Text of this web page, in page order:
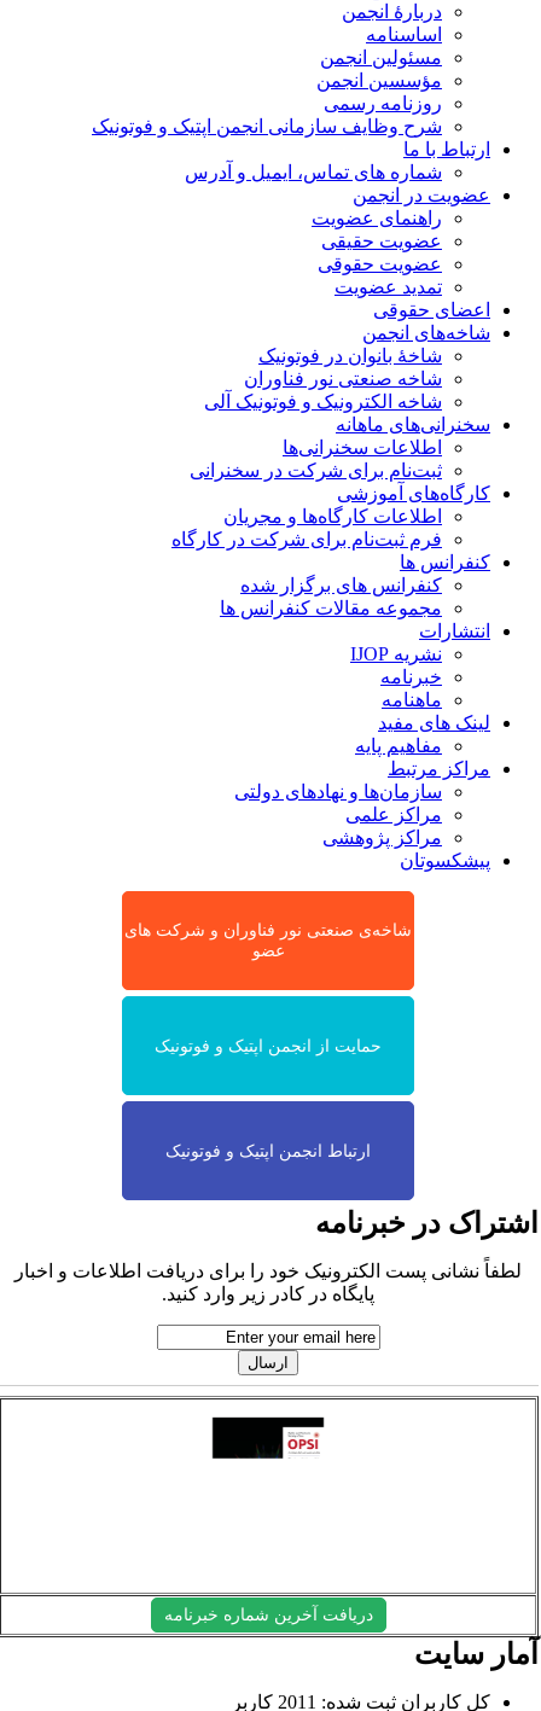
دربارۀ انجمن
اساسنامه
مسئولین انجمن
مؤسسین انجمن
روزنامه رسمی
شرح وظایف سازمانی انجمن اپتیک و فوتونیک
ارتباط با ما
شماره های تماس، ایمیل و آدرس
عضویت در انجمن
راهنمای عضویت
عضویت حقیقی
عضویت حقوقی
تمدید عضویت
اعضای حقوقی
شاخه‌های انجمن
شاخۀ بانوان در فوتونیک
شاخه صنعتی نور فناوران
شاخه‌ الکترونیک و فوتونیک آلی
سخنرانی‌های ماهانه
اطلاعات سخنرانی‌‌ها
ثبت‌نام برای شرکت در سخنرانی
کارگاه‌های آموزشی
اطلاعات کارگاه‌ها و مجریان
فرم ثبت‌نام برای شرکت در کارگاه
کنفرانس ها
کنفرانس های برگزار شده
مجموعه مقالات کنفرانس ها
انتشارات
نشریه IJOP
خبرنامه
ماهنامه
لینک های مفید
مفاهیم پایه
مراکز مرتبط
سازمان‌ها و نهادهای دولتی
مراکز علمی
مراکز پژوهشی
پیشکسوتان
شاخه‌ی صنعتی نور فناوران و شرکت های
عضو
حمایت از انجمن اپتیک و فوتونیک
ارتباط انجمن اپتیک و فوتونیک
در خبرنامه
لطفاً نشانی پست الکترونیک خود را برای دریافت اطلاعات و اخبار
پایگاه در کادر زیر وارد کنید.
دریافت آخرین شماره خبرنامه
سایت
کل کاربران ثبت شده: 2011 کاربر